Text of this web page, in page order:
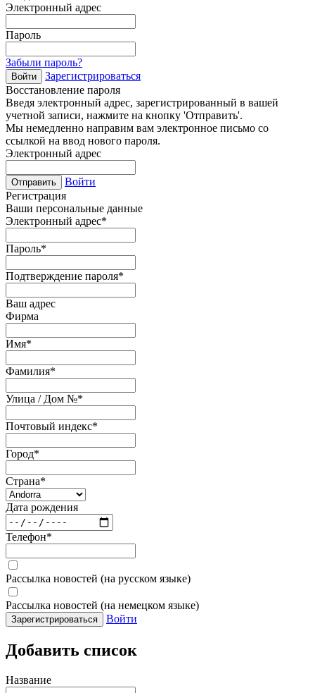
Электронный адрес
Пароль
Забыли пароль?
Войти
Зарегистрироваться
Восстановление пароля
Введя электронный адрес, зарегистрированный в вашей
учетной записи, нажмите на кнопку 'Отправить'.
Мы немедленно направим вам электронное письмо со
ссылкой на ввод нового пароля.
Электронный адрес
Отправить
Войти
Регистрация
Ваши персональные данные
Электронный адрес*
Пароль*
Подтверждение пароля*
Ваш адрес
Фирма
Имя*
Фамилия*
Улица / Дом №*
Почтовый индекс*
Город*
Страна*
Дата рождения
Телефон*
Рассылка новостей (на русском языке)
Рассылка новостей (на немецком языке)
Зарегистрироваться Войти
Добавить список
Название